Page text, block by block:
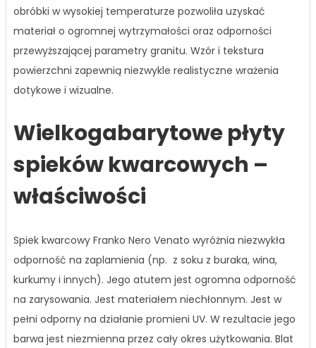
obróbki w wysokiej temperaturze pozwoliła uzyskać
materiał o ogromnej wytrzymałości oraz odporności
przewyższającej parametry granitu. Wzór i tekstura
powierzchni zapewnią niezwykle realistyczne wrażenia
dotykowe i wizualne.
Wielkogabarytowe płyty
spieków kwarcowych –
właściwości
Spiek kwarcowy Franko Nero Venato wyróżnia niezwykła
odporność na zaplamienia (np. z soku z buraka, wina,
kurkumy i innych). Jego atutem jest ogromna odporność
na zarysowania. Jest materiałem niechłonnym. Jest w
pełni odporny na działanie promieni UV. W rezultacie jego
barwa jest niezmienna przez cały okres użytkowania. Blat